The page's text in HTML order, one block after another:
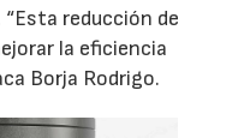
reducción de
la eficiencia
Borja Rodrigo.